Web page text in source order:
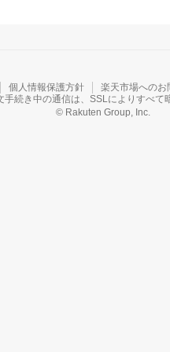
個人情報保護方針 楽天市場へのお
手続き中の通信は、SSLによりすべて
© Rakuten Group, Inc.